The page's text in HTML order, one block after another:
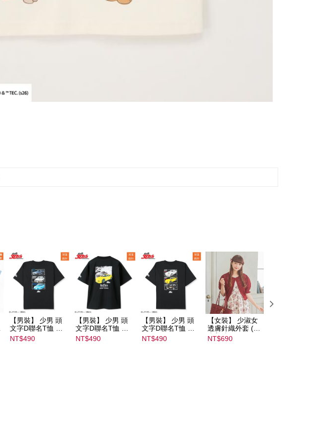
【男裝】 少男 頭
文字D聯名T恤 ｜
07102B01232000
15439
NT$490
【男裝】 少男 頭
文字D聯名T恤 ｜
07102B01232000
15434
NT$490
【男裝】 少男 頭
文字D聯名T恤 ｜
07102B01232000
15437
NT$490
【女裝】 少淑女
透膚針織外套 (青
木美沙子m♡petit
by misako)｜
NT$690